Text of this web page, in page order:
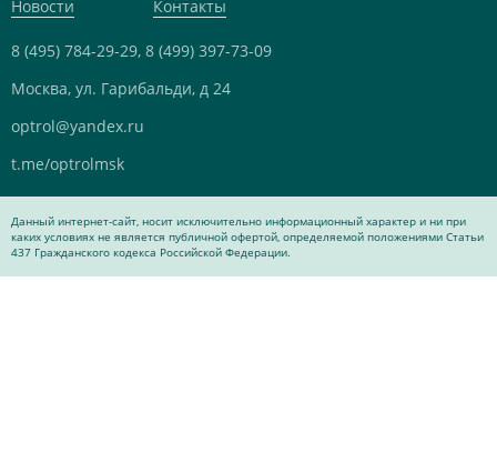
Новости
Контакты
8 (495) 784-29-29, 8 (499) 397-73-09
Москва, ул. Гарибальди, д 24
optrol@yandex.ru
t.me/optrolmsk
Данный интернет-сайт, носит исключительно информационный характер и ни при
каких условиях не является публичной офертой, определяемой положениями Статьи
437 Гражданского кодекса Российской Федерации.